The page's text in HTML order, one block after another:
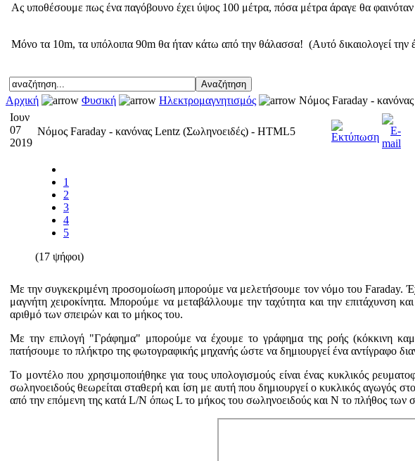
Ας υποθέσουμε πως ένα παγόβουνο έχει ύψος 100 μέτρα, πόσα μέτρα άραγε θα
Μόνο τα 10m, τα υπόλοιπα 90m θα ήταν κάτω από την θάλασσα! (Αυτό δικαιολογεί την
Αρχική Φυσική Ηλεκτρομαγνητισμός
Νόμος Faraday -
Ιουν
07
2019
Νόμος Faraday - κανόνας Lentz (Σωληνοειδές) - HTML5
1
2
3
4
5
(17 ψήφοι)
Με την συγκεκριμένη προσομοίωση μπορούμε να μελετήσουμε τον νόμο του Faraday.
μαγνήτη χειροκίνητα. Μπορούμε να μεταβάλλουμε την ταχύτητα και την επιτάχυνση
αριθμό των σπειρών και το μήκος του.
Με την επιλογή "Γράφημα" μπορούμε να έχουμε το γράφημα της ροής (κόκκινη
πατήσουμε το πλήκτρο της φωτογραφικής μηχανής ώστε να δημιουργεί ένα αντίγραφο
Το μοντέλο που χρησιμοποιήθηκε για τους υπολογισμούς είναι ένας κυκλικός
σωληνοειδούς θεωρείται σταθερή και ίση με αυτή που δημιουργεί ο κυκλικός αγωγός
από την επόμενη της κατά L/N όπως L το μήκος του σωληνοειδούς και Ν το πλήθος των